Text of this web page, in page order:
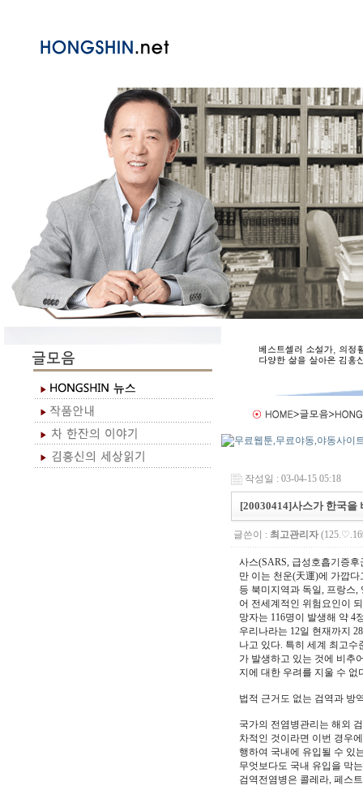
작성일 : 03-04-15 05:18
[20030414]사스가 한국을
글쓴이 : 최고관리자
사스(SARS, 급성호흡기증
만 이는 천운(天運)에 가깝
등 북미지역과 독일, 프랑스
어 전세계적인 위험요인이
망자는 116명이 발생해 약 4
우리나라는 12일 현재까지
나고 있다. 특히 세계 최고
가 발생하고 있는 것에 비추
지에 대한 우려를 지울 수 없
법적 근거도 없는 검역과 방
국가의 전염병관리는 해외
차적인 것이라면 이번 경우
행하여 국내에 유입될 수 있
무엇보다도 국내 유입을 막
검역전염병은 콜레라, 페스